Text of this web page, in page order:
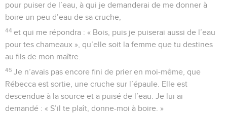
pour puiser de l’eau, à qui je demanderai de me donner à
boire un peu d’eau de sa cruche,
44 et qui me répondra : « Bois, puis je puiserai aussi de l’eau
pour tes chameaux », qu’elle soit la femme que tu destines
au fils de mon maître.
45 Je n’avais pas encore fini de prier en moi-même, que
Rébecca est sortie, une cruche sur l’épaule. Elle est
descendue à la source et a puisé de l’eau. Je lui ai
demandé : « S’il te plaît, donne-moi à boire. »